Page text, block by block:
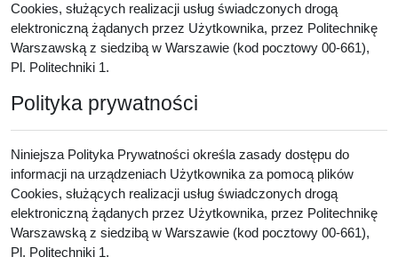
Cookies, służących realizacji usług świadczonych drogą
elektroniczną żądanych przez Użytkownika, przez Politechnikę
Warszawską z siedzibą w Warszawie (kod pocztowy 00-661),
Pl. Politechniki 1.
Polityka prywatności
Niniejsza Polityka Prywatności określa zasady dostępu do
informacji na urządzeniach Użytkownika za pomocą plików
Cookies, służących realizacji usług świadczonych drogą
elektroniczną żądanych przez Użytkownika, przez Politechnikę
Warszawską z siedzibą w Warszawie (kod pocztowy 00-661),
Pl. Politechniki 1.